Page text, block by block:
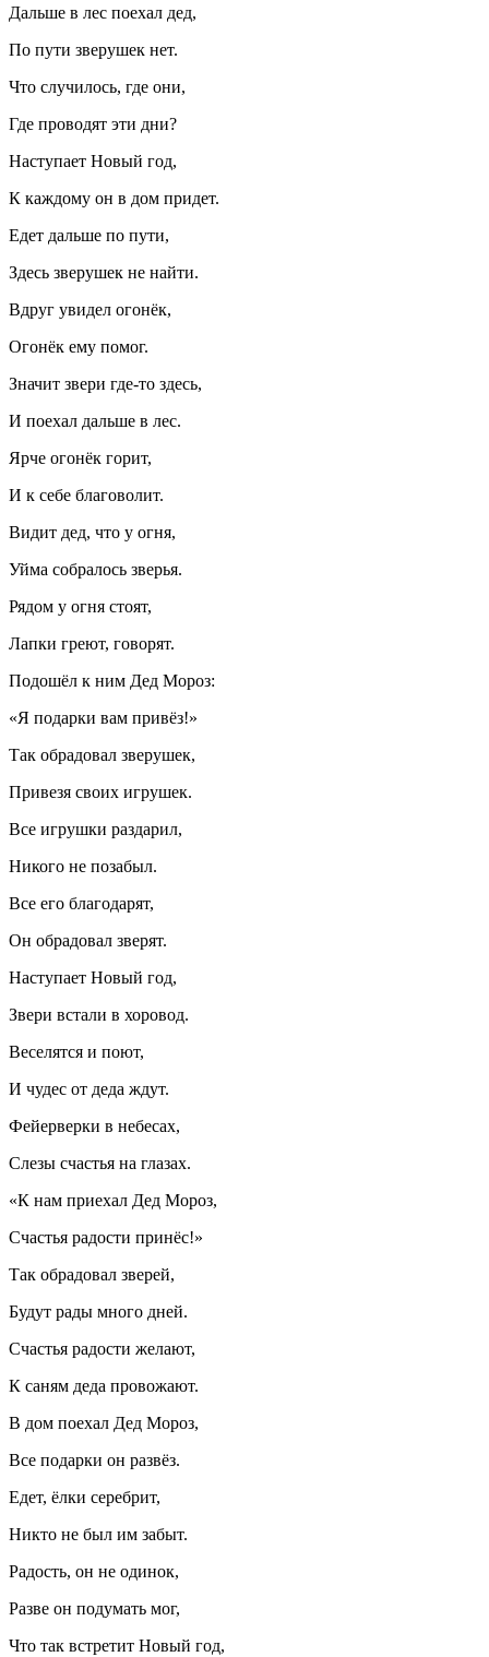
Дальше в лес поехал дед,
По пути зверушек нет.
Что случилось, где они,
Где проводят эти дни?
Наступает Новый год,
К каждому он в дом придет.
Едет дальше по пути,
Здесь зверушек не найти.
Вдруг увидел огонёк,
Огонёк ему помог.
Значит звери где-то здесь,
И поехал дальше в лес.
Ярче огонёк горит,
И к себе благоволит.
Видит дед, что у огня,
Уйма собралось зверья.
Рядом у огня стоят,
Лапки греют, говорят.
Подошёл к ним Дед Мороз:
«Я подарки вам привёз!»
Так обрадовал зверушек,
Привезя своих игрушек.
Все игрушки раздарил,
Никого не позабыл.
Все его благодарят,
Он обрадовал зверят.
Наступает Новый год,
Звери встали в хоровод.
Веселятся и поют,
И чудес от деда ждут.
Фейерверки в небесах,
Слезы счастья на глазах.
«К нам приехал Дед Мороз,
Счастья радости принёс!»
Так обрадовал зверей,
Будут рады много дней.
Счастья радости желают,
К саням деда провожают.
В дом поехал Дед Мороз,
Все подарки он развёз.
Едет, ёлки серебрит,
Никто не был им забыт.
Радость, он не одинок,
Разве он подумать мог,
Что так встретит Новый год,